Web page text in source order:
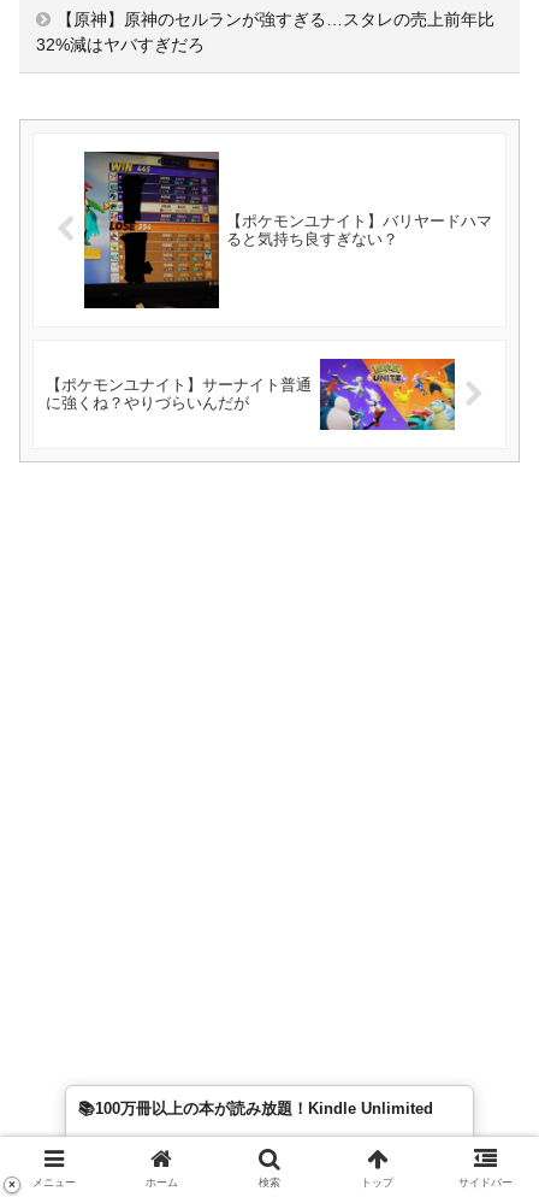
【原神】原神のセルランが強すぎる…スタレの売上前年比
32%減はヤバすぎだろ
【ポケモンユナイト】バリヤードハマ
ると気持ち良すぎない？
【ポケモンユナイト】サーナイト普通
に強くね？やりづらいんだが
📚100万冊以上の本が読み放題！Kindle Unlimited
メニュー ホーム 検索 トップ サイドバー
×